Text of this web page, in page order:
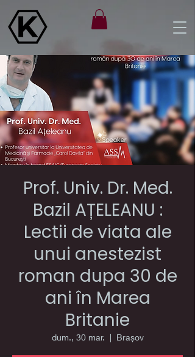
Prof. Univ. Dr. Med.
Bazil AȚELEANU :
Lectii de viata ale
unui anestezist
roman dupa 30 de
ani în Marea
Britanie
dum., 30 mar. Brașov